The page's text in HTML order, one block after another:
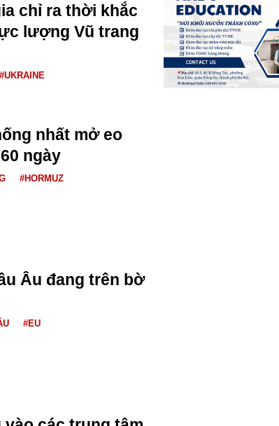
chỉ ra thời khắc
lượng Vũ trang
#UKRAINE
nhất mở eo
ngày
#HORMUZ
Âu đang trên bờ
#EU